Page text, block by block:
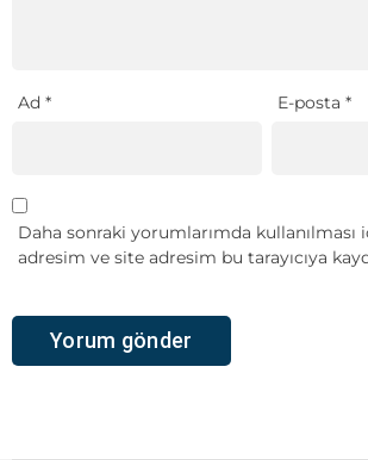
Ad * E-posta*
Daha sonraki yorumlarımda kullanılması
adresim ve site adresim bu tarayıcıya